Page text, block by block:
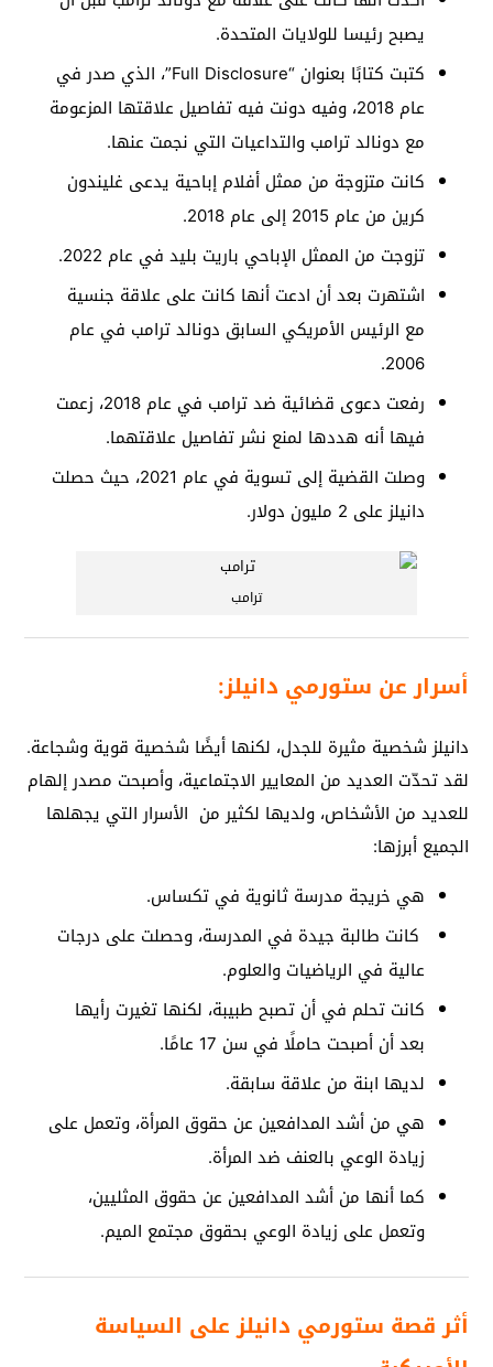
يصبح رئيسا للولايات المتحدة.
كتبت كتابًا بعنوان “Full Disclosure”، الذي صدر في
عام 2018، وفيه دونت فيه تفاصيل علاقتها المزعومة
مع دونالد ترامب والتداعيات التي نجمت عنها.
كانت متزوجة من ممثل أفلام إباحية يدعى غليندون
كرين من عام 2015 إلى عام 2018.
تزوجت من الممثل الإباحي باريت بليد في عام 2022.
اشتهرت بعد أن ادعت أنها كانت على علاقة جنسية
مع الرئيس الأمريكي السابق دونالد ترامب في عام
2006.
رفعت دعوى قضائية ضد ترامب في عام 2018، زعمت
فيها أنه هددها لمنع نشر تفاصيل علاقتهما.
وصلت القضية إلى تسوية في عام 2021، حيث حصلت
دانيلز على 2 مليون دولار.
ترامب
أسرار عن ستورمي دانيلز:
دانيلز شخصية مثيرة للجدل، لكنها أيضًا شخصية قوية وشجاعة.
لقد تحدّت العديد من المعايير الاجتماعية، وأصبحت مصدر إلهام
للعديد من الأشخاص، ولديها لكثير من الأسرار التي يجهلها
الجميع أبرزها:
هي خريجة مدرسة ثانوية في تكساس.
كانت طالبة جيدة في المدرسة، وحصلت على درجات
عالية في الرياضيات والعلوم.
كانت تحلم في أن تصبح طبيبة، لكنها تغيرت رأيها
بعد أن أصبحت حاملًا في سن 17 عامًا.
لديها ابنة من علاقة سابقة.
هي من أشد المدافعين عن حقوق المرأة، وتعمل على
زيادة الوعي بالعنف ضد المرأة.
كما أنها من أشد المدافعين عن حقوق المثليين،
وتعمل على زيادة الوعي بحقوق مجتمع الميم.
أثر قصة ستورمي دانيلز على السياسة